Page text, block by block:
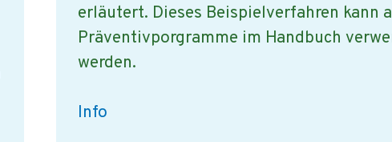
erläutert. Dieses Beispielverfahren kann
Präventivporgramme im Handbuch
werden.
Beispiele
Info